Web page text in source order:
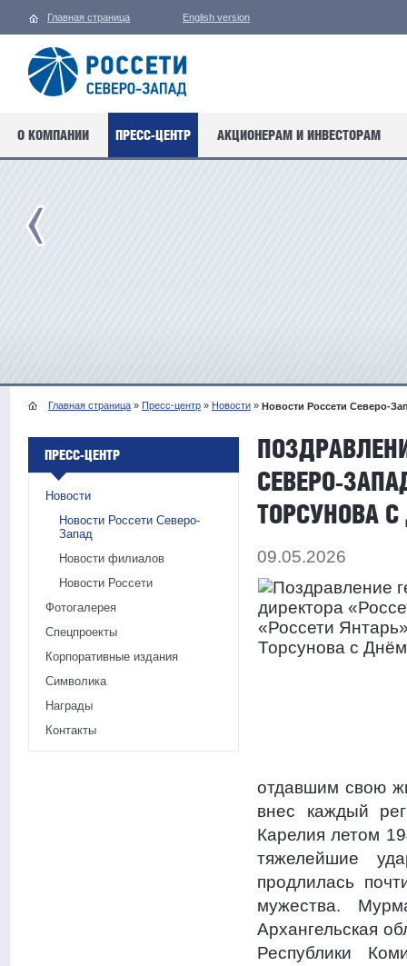
Главная страница English version
О КОМПАНИИ ПРЕСС-ЦЕНТР АКЦИОНЕРАМ И ИНВЕСТОРАМ
Главная страница » Пресс-центр » Новости » Новости Россети Северо-
ПРЕСС-ЦЕНТР
Новости
Новости Россети Северо-
Запад
Новости филиалов
Новости Россети
Фотогалерея
Спецпроекты
Корпоративные издания
Символика
Награды
Контакты
СЕВЕРО-
ТОРСУНОВА
09.05.2026
отдавшим свою
внес каждый
Карелия летом
тяжелейшие
продлилась
мужества.
Архангельская
Республики